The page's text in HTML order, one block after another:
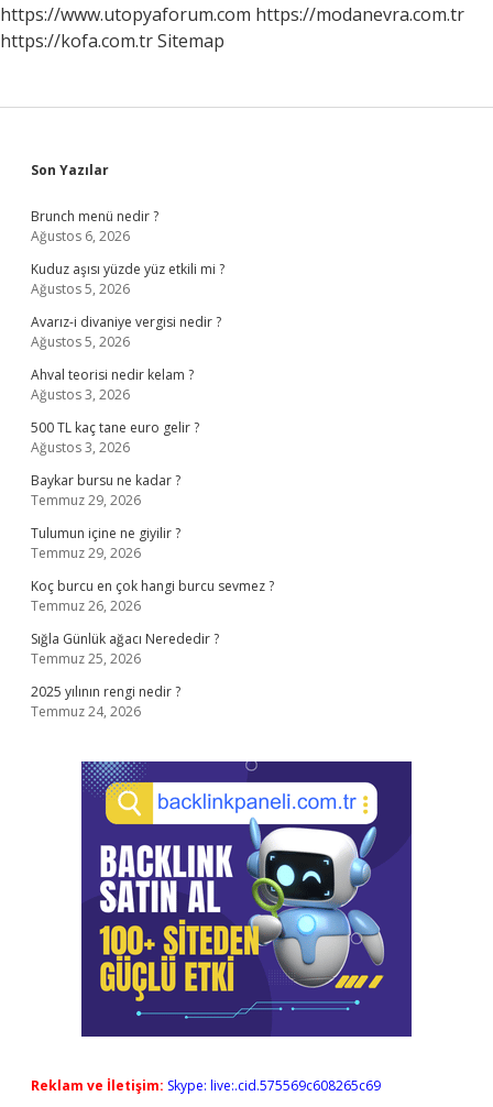
https://www.utopyaforum.com https://modanevra.com.tr
https://kofa.com.trSitemap
Sidebar
Son Yazılar
Brunch menü nedir ?
Ağustos 6, 2026
Kuduz aşısı yüzde yüz etkili mi ?
Ağustos 5, 2026
Avarız-i divaniye vergisi nedir ?
Ağustos 5, 2026
Ahval teorisi nedir kelam ?
Ağustos 3, 2026
500 TL kaç tane euro gelir ?
Ağustos 3, 2026
Baykar bursu ne kadar ?
Temmuz 29, 2026
Tulumun içine ne giyilir ?
Temmuz 29, 2026
Koç burcu en çok hangi burcu sevmez ?
Temmuz 26, 2026
Sığla Günlük ağacı Nerededir ?
Temmuz 25, 2026
2025 yılının rengi nedir ?
Temmuz 24, 2026
Reklam ve İletişim: Skype: live:.cid.575569c608265c69